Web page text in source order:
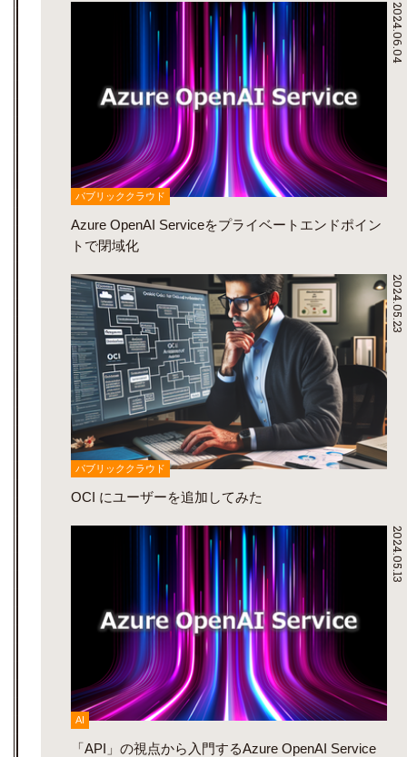
2024.06.04
パブリッククラウド
Azure OpenAI Serviceをプライベートエンドポイン
トで閉域化
2024.05.23
パブリッククラウド
OCI にユーザーを追加してみた
2024.05.13
AI
「API」の視点から入門するAzure OpenAI Service